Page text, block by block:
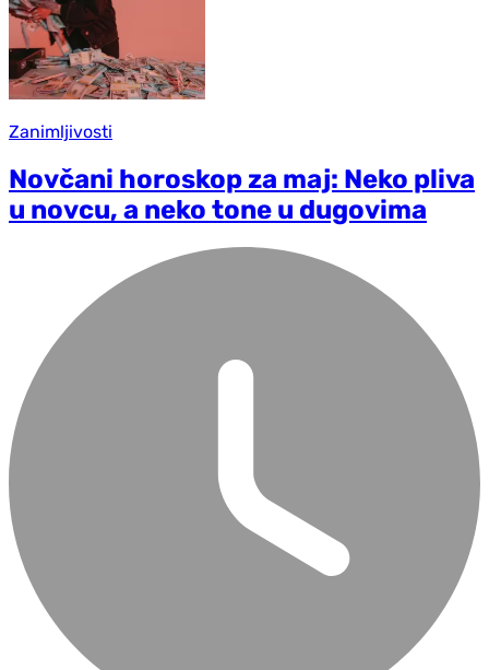
Zanimljivosti
Novčani horoskop za maj: Neko pliva
u novcu, a neko tone u dugovima